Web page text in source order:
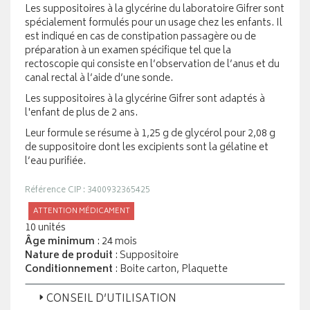
Les suppositoires à la glycérine du laboratoire Gifrer sont
spécialement formulés pour un usage chez les enfants. Il
est indiqué en cas de constipation passagère ou de
préparation à un examen spécifique tel que la
rectoscopie qui consiste en l’observation de l’anus et du
canal rectal à l’aide d’une sonde.
Les suppositoires à la glycérine Gifrer sont adaptés à
l'enfant de plus de 2 ans.
Leur formule se résume à 1,25 g de glycérol pour 2,08 g
de suppositoire dont les excipients sont la gélatine et
l’eau purifiée.
Référence CIP : 3400932365425
ATTENTION MÉDICAMENT
10 unités
Âge minimum : 24 mois
Nature de produit : Suppositoire
Conditionnement : Boite carton, Plaquette
CONSEIL D’UTILISATION